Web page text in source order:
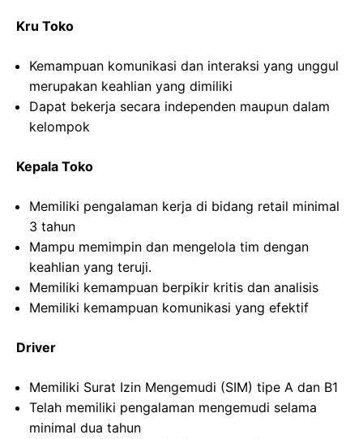
Kru Toko
Kemampuan komunikasi dan interaksi yang unggul
merupakan keahlian yang dimiliki
Dapat bekerja secara independen maupun dalam
kelompok
Kepala Toko
Memiliki pengalaman kerja di bidang retail minimal
3 tahun
Mampu memimpin dan mengelola tim dengan
keahlian yang teruji.
Memiliki kemampuan berpikir kritis dan analisis
Memiliki kemampuan komunikasi yang efektif
Driver
Memiliki Surat Izin Mengemudi (SIM) tipe A dan B1
Telah memiliki pengalaman mengemudi selama
minimal dua tahun